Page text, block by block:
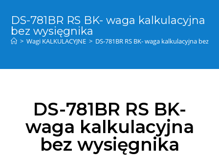
DS-781BR RS BK- waga kalkulacyjna
bez wysięgnika
> Wagi KALKULACYJNE > DS-781BR RS BK- waga kalkulacyjna bez
DS-781BR RS BK-
waga kalkulacyjna
bez wysięgnika